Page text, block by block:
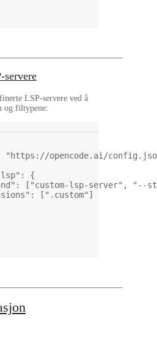
servere
LSP-servere ved å
og filtypene:
"https://opencode.ai/
lsp" : {
: [ "custom-lsp-server" ,
"--
: [ ".custom" ]